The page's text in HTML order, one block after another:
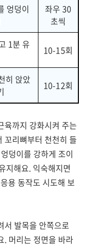
엉덩이
좌우 30
초씩
1분 유
10-15회
히 앉았
10-12회
육까지 강화시켜 주는
꼬리뼈부터 천천히 들
덩이를 강하게 조이
지해요. 익숙해지면
용 동작도 시도해 보
서 발목을 안쪽으로
. 머리는 정면을 바라